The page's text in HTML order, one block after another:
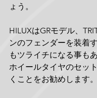
ょう。
HILUXはGRモデル、
ンのフェンダーを装着
もツライチになる事も
ホイールタイヤのセッ
くことをお勧めします。